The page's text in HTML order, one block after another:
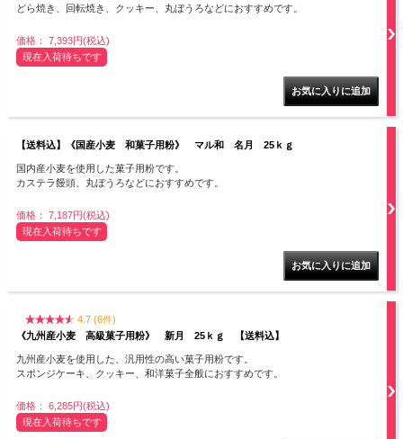
どら焼き、回転焼き、クッキー、丸ぼうろなどにおすすめです。
価格： 7,393円(税込)
現在入荷待ちです
【送料込】《国産小麦 和菓子用粉》 マル和 名月 25ｋｇ
国内産小麦を使用した菓子用粉です。
カステラ饅頭、丸ぼうろなどにおすすめです。
価格： 7,187円(税込)
現在入荷待ちです
4.7 (6件)
《九州産小麦 高級菓子用粉》 新月 25ｋｇ 【送料込】
九州産小麦を使用した、汎用性の高い菓子用粉です。
スポンジケーキ、クッキー、和洋菓子全般におすすめです。
価格： 6,285円(税込)
現在入荷待ちです